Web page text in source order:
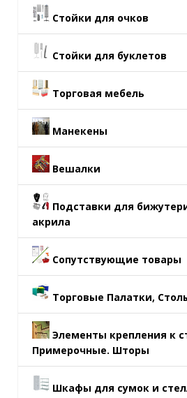
Стойки для очков
Стойки для буклетов
Торговая мебель
Манекены
Вешалки
Подставки для
акрила
Сопутствующие товары
Торговые Палатки,
Элементы крепления к
Примерочные. Шторы
Шкафы для сумок и